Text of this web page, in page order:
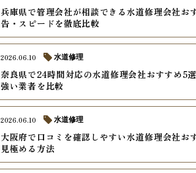
兵庫県で管理会社が相談できる水道修理会社お
告・スピードを徹底比較
奈良県で24時間対応の水道修理会社おすすめ5
強い業者を比較
2026.06.10 水道修理
大阪府で口コミを確認しやすい水道修理会社お
見極める方法
2026.06.10 水道修理